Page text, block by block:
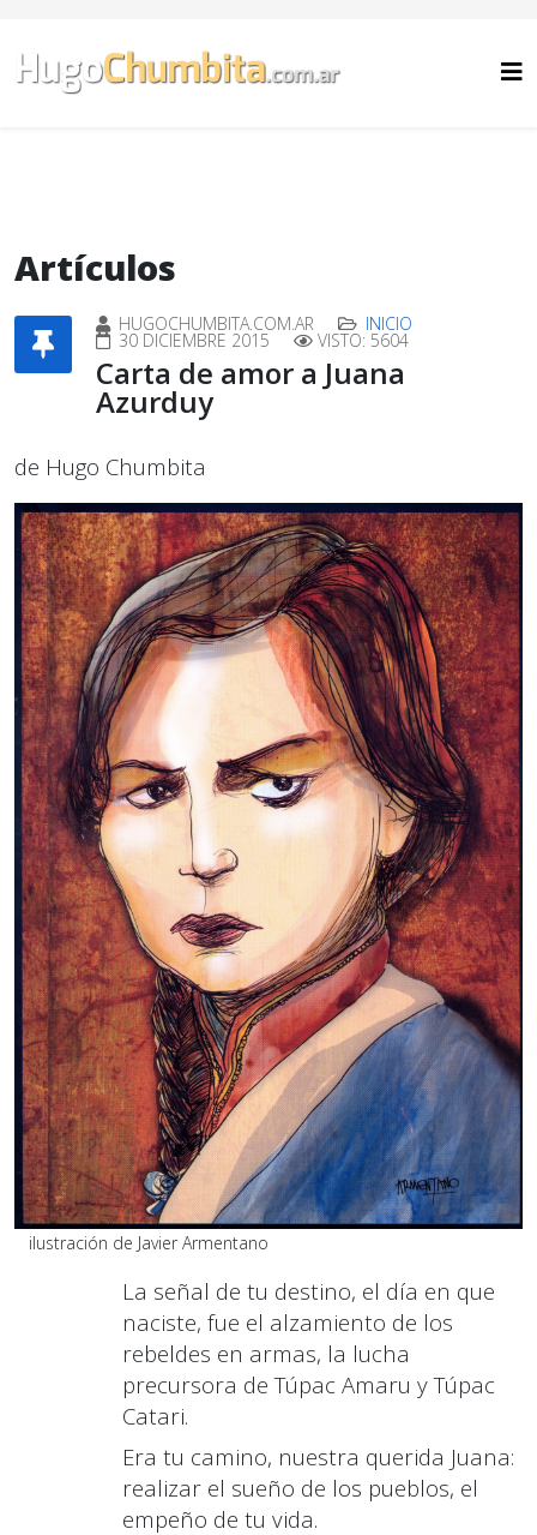
Artículos
HUGOCHUMBITA.COM.AR INICIO
30 DICIEMBRE 2015 VISTO: 5604
Carta de amor a Juana
Azurduy
de Hugo Chumbita
ilustración de Javier Armentano
La señal de tu destino, el día en que
naciste, fue el alzamiento de los
rebeldes en armas, la lucha
precursora de Túpac Amaru y Túpac
Catari.
Era tu camino, nuestra querida Juana:
realizar el sueño de los pueblos, el
empeño de tu vida.